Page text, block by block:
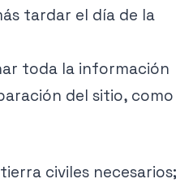
tardar el día de la
toda la información
del sitio, como
civiles necesarios;